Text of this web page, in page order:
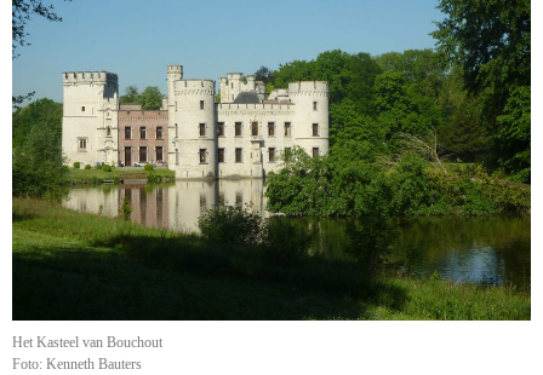
Het Kasteel van Bouchout
Foto: Kenneth Bauters